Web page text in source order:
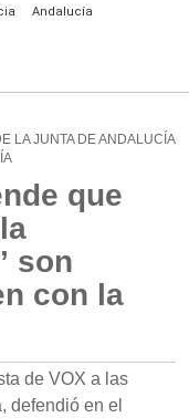
Andalucía
LA JUNTA DE ANDALUCÍA
que
son
con la
de VOX a las
defendió en el